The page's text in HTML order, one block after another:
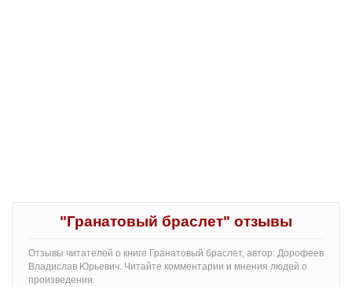
"Гранатовый браслет" отзывы
Отзывы читателей о книге Гранатовый браслет, автор: Дорофеев
Владислав Юрьевич. Читайте комментарии и мнения людей о
произведении.